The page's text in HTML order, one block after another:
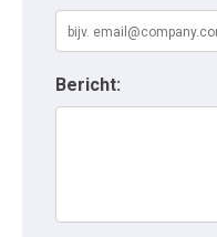
Bericht: